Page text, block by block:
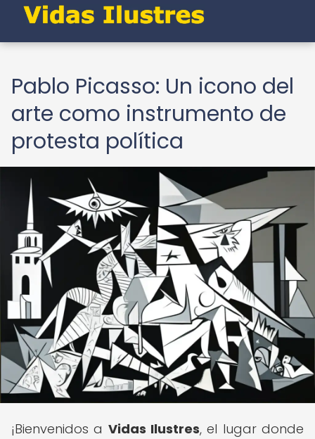
Pablo Picasso: Un icono del
arte como instrumento de
protesta política
¡Bienvenidos a Vidas Ilustres, el lugar donde